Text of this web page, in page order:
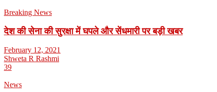
Breaking News
देश की सेना की सुरक्षा में घपले और सेंधमारी पर बड़ी खबर
February 12, 2021
Shweta R Rashmi
39
News